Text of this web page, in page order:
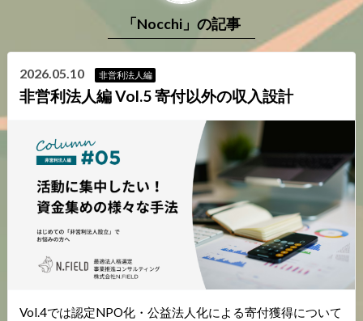
「Nocchi」の記事
2026.05.10 非営利法人編
非営利法人編 Vol.5 寄付以外の収入設計
Vol.4では認定NPO化・公益法人化による寄付獲得について